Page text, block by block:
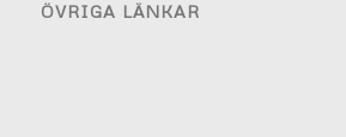
ÖVRIGA LÄNKAR